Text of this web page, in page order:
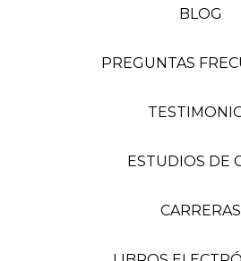
BLOG
PREGUNTAS
ESTUDIOS DE
CARRERAS